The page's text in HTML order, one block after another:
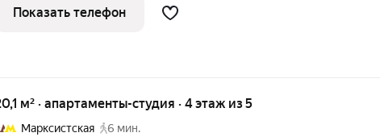
Компактная, новая студия с дизайнерским ремонтом- идеальное
решение
Показать телефон
20,1 м² · апартаменты-студия · 4 этаж из 5
Марксистская
6 мин.